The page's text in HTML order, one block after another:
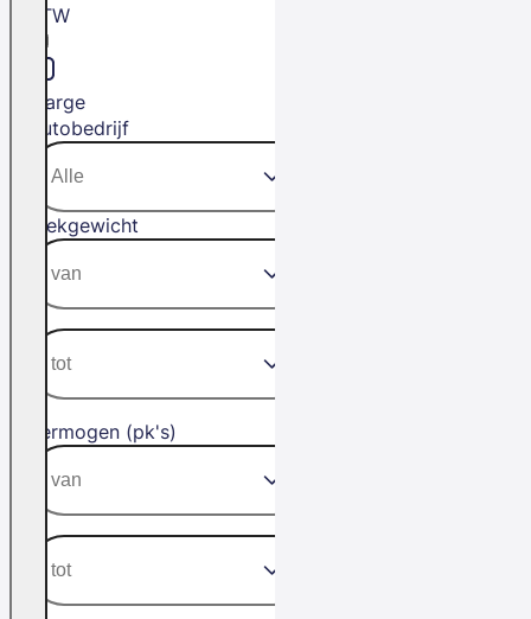
BTW
Marge
Autobedrijf
Trekgewicht
Vermogen (pk's)